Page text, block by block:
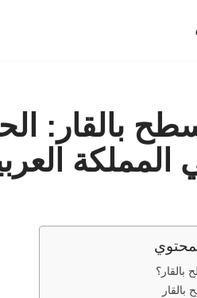
بالقار:
المملكة
بالقار؟